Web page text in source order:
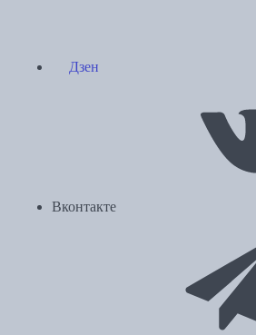
Дзен
Вконтакте